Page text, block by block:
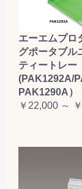
エーエムプ
グポータブル
ティートレー
(PAK1292A/
PAK1290A）
￥22,000 ～